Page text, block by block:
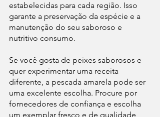
estabelecidas para cada região. Isso
garante a preservação da espécie e a
manutenção do seu saboroso e
nutritivo consumo.
Se você gosta de peixes saborosos e
quer experimentar uma receita
diferente, a pescada amarela pode ser
uma excelente escolha. Procure por
fornecedores de confiança e escolha
um exemplar fresco e de qualidade